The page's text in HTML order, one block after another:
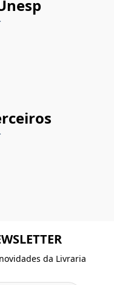
da Livraria